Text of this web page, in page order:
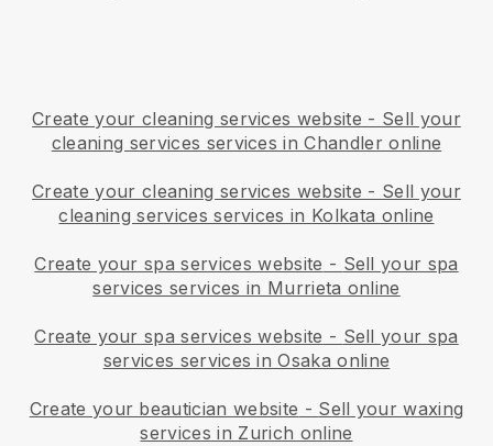
Create your cleaning services website - Sell your
cleaning services services in Chandler online
Create your cleaning services website - Sell your
cleaning services services in Kolkata online
Create your spa services website - Sell your spa
services services in Murrieta online
Create your spa services website - Sell your spa
services services in Osaka online
Create your beautician website - Sell your waxing
services in Zurich online